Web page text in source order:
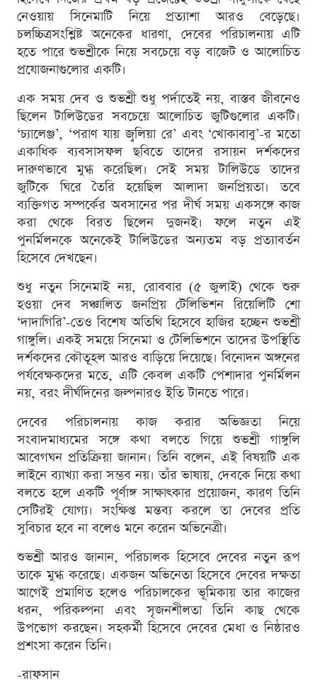
নেওয়ায় সিনেমাটি নিয়ে প্রত্যাশা আরও বেড়েছে।
চলচ্চিত্রসংশ্লিষ্ট অনেকের ধারণা, দেবের পরিচালনায় এটি
হতে পারে শুভশ্রীকে নিয়ে সবচেয়ে বড় বাজেট ও আলোচিত
প্রযোজনাগুলোর একটি।
এক সময় দেব ও শুভশ্রী শুধু পর্দাতেই নয়, বাস্তব জীবনেও
ছিলেন টালিউডের সবচেয়ে আলোচিত জুটিগুলোর একটি।
‘চ্যালেঞ্জ’, ‘পরাণ যায় জ্বলিয়া রে’ এবং ‘খোকাবাবু’-র মতো
একাধিক ব্যবসাসফল ছবিতে তাদের রসায়ন দর্শকদের
দারুণভাবে মুগ্ধ করেছিল। সেই সময় টালিউডে তাদের
জুটিকে ঘিরে তৈরি হয়েছিল আলাদা জনপ্রিয়তা। তবে
ব্যক্তিগত সম্পর্কের অবসানের পর দীর্ঘ সময় একসঙ্গে কাজ
করা থেকে বিরত ছিলেন দুজনই। ফলে নতুন এই
পুনর্মিলনকে অনেকেই টালিউডের অন্যতম বড় প্রত্যাবর্তন
হিসেবে দেখছেন।
শুধু নতুন সিনেমাই নয়, রোববার (৫ জুলাই) থেকে শুরু
হওয়া দেব সঞ্চালিত জনপ্রিয় টেলিভিশন রিয়েলিটি শো
‘দাদাগিরি’-তেও বিশেষ অতিথি হিসেবে হাজির হচ্ছেন শুভশ্রী
গাঙ্গুলি। একই সময়ে সিনেমা ও টেলিভিশনে তাদের উপস্থিতি
দর্শকদের কৌতূহল আরও বাড়িয়ে দিয়েছে। বিনোদন অঙ্গনের
পর্যবেক্ষকদের মতে, এটি কেবল একটি পেশাদার পুনর্মিলন
নয়, বরং দীর্ঘদিনের জল্পনারও ইতি টানতে পারে।
দেবের পরিচালনায় কাজ করার অভিজ্ঞতা নিয়ে
সংবাদমাধ্যমের সঙ্গে কথা বলতে গিয়ে শুভশ্রী গাঙ্গুলি
আবেগঘন প্রতিক্রিয়া জানান। তিনি বলেন, এই বিষয়টি এক
লাইনে ব্যাখ্যা করা সম্ভব নয়। তাঁর ভাষায়, দেবকে নিয়ে কথা
বলতে হলে একটি পূর্ণাঙ্গ সাক্ষাৎকার প্রয়োজন, কারণ তিনি
সেটিরই যোগ্য। সংক্ষিপ্ত মন্তব্য করলে তা দেবের প্রতি
সুবিচার হবে না বলেও মনে করেন অভিনেত্রী।
শুভশ্রী আরও জানান, পরিচালক হিসেবে দেবের নতুন রূপ
তাকে মুগ্ধ করেছে। একজন অভিনেতা হিসেবে দেবের দক্ষতা
আগেই প্রমাণিত হলেও পরিচালকের ভূমিকায় তার কাজের
ধরন, পরিকল্পনা এবং সৃজনশীলতা তিনি কাছ থেকে
উপভোগ করছেন। সহকর্মী হিসেবে দেবের মেধা ও নিষ্ঠারও
প্রশংসা করেন তিনি।
-রাফসান